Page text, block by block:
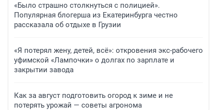
«Было страшно столкнуться с полицией».
Популярная блогерша из Екатеринбурга честно
рассказала об отдыхе в Грузии
«Я потерял жену, детей, всё»: откровения экс-рабочего
уфимской «Лампочки» о долгах по зарплате и
закрытии завода
Как за август подготовить огород к зиме и не
потерять урожай — советы агронома